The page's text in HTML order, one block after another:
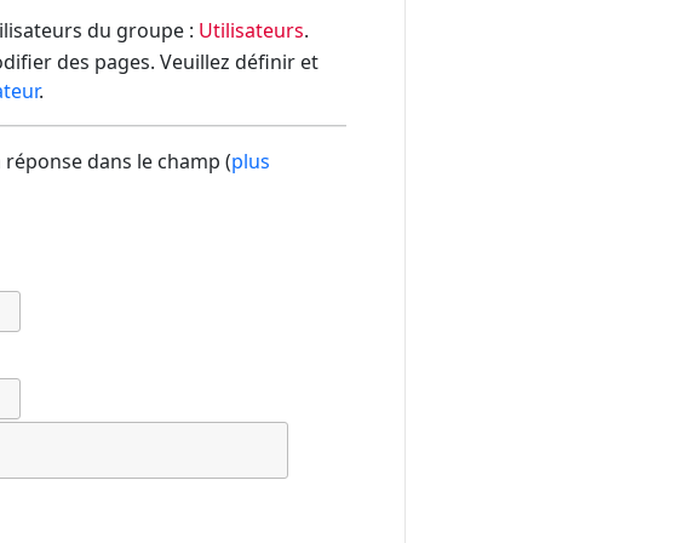
du groupe : Utilisateurs.
des pages. Veuillez définir et
.
dans le champ (plus